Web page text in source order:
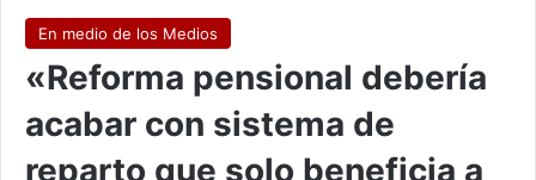
En medio de los Medios
«Reforma pensional debería
acabar con sistema de
reparto que solo beneficia a